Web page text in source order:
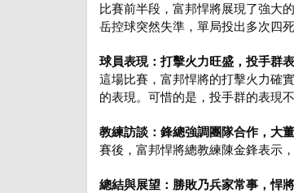
比賽前半段，富邦悍將展現了強大
岳控球突然失準，單局投出多次四
球員表現：打擊火力旺盛，投手群
這場比賽，富邦悍將的打擊火力確
的表現。可惜的是，投手群的表現
教練訪談：鋒總強調團隊合作，大
賽後，富邦悍將總教練陳金鋒表示
總結與展望：勝敗乃兵家常事，悍